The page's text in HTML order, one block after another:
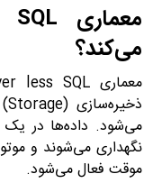
می‌کند؟
می‌شود. داده‌ها در یک
موقت فعال می‌شود.